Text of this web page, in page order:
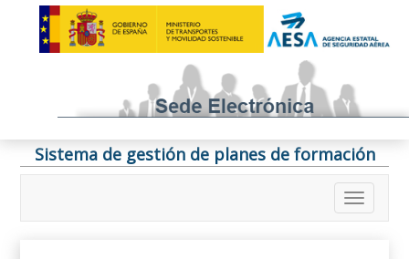
Sistema de gestión de planes de formación